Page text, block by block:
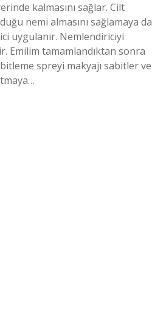
kalmasını sağlar. Cilt
nemi almasını sağlamaya da
uygulanır. Nemlendiriciyi
Emilim tamamlandıktan sonra
spreyi makyajı sabitler ve